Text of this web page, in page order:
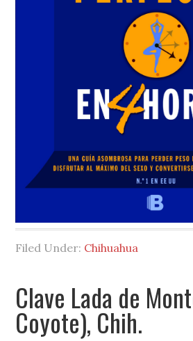
Filed Under: Chihuahua
Clave Lada de
Coyote), Chih.